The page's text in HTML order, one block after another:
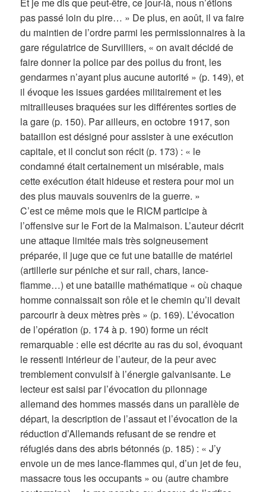
Et je me dis que peut-être, ce jour-là, nous n’étions
pas passé loin du pire… » De plus, en août, il va faire
du maintien de l’ordre parmi les permissionnaires à la
gare régulatrice de Survilliers, « on avait décidé de
faire donner la police par des poilus du front, les
gendarmes n’ayant plus aucune autorité » (p. 149), et
il évoque les issues gardées militairement et les
mitrailleuses braquées sur les différentes sorties de
la gare (p. 150). Par ailleurs, en octobre 1917, son
bataillon est désigné pour assister à une exécution
capitale, et il conclut son récit (p. 173) : « le
condamné était certainement un misérable, mais
cette exécution était hideuse et restera pour moi un
des plus mauvais souvenirs de la guerre. »
C’est ce même mois que le RICM participe à
l’offensive sur le Fort de la Malmaison. L’auteur décrit
une attaque limitée mais très soigneusement
préparée, il juge que ce fut une bataille de matériel
(artillerie sur péniche et sur rail, chars, lance-
flamme…) et une bataille mathématique « où chaque
homme connaissait son rôle et le chemin qu’il devait
parcourir à deux mètres près » (p. 169). L’évocation
de l’opération (p. 174 à p. 190) forme un récit
remarquable : elle est décrite au ras du sol, évoquant
le ressenti intérieur de l’auteur, de la peur avec
tremblement convulsif à l’énergie galvanisante. Le
lecteur est saisi par l’évocation du pilonnage
allemand des hommes massés dans un parallèle de
départ, la description de l’assaut et l’évocation de la
réduction d’Allemands refusant de se rendre et
réfugiés dans des abris bétonnés (p. 185) : « J’y
envoie un de mes lance-flammes qui, d’un jet de feu,
massacre tous les occupants » ou (autre chambre